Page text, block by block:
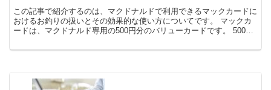
この記事で紹介するのは、マクドナルドで利用できるマックカードに
おけるお釣りの扱いとその効果的な使い方についてです。 マックカ
ードは、マクドナルド専用の500円分のバリューカードです。 500円